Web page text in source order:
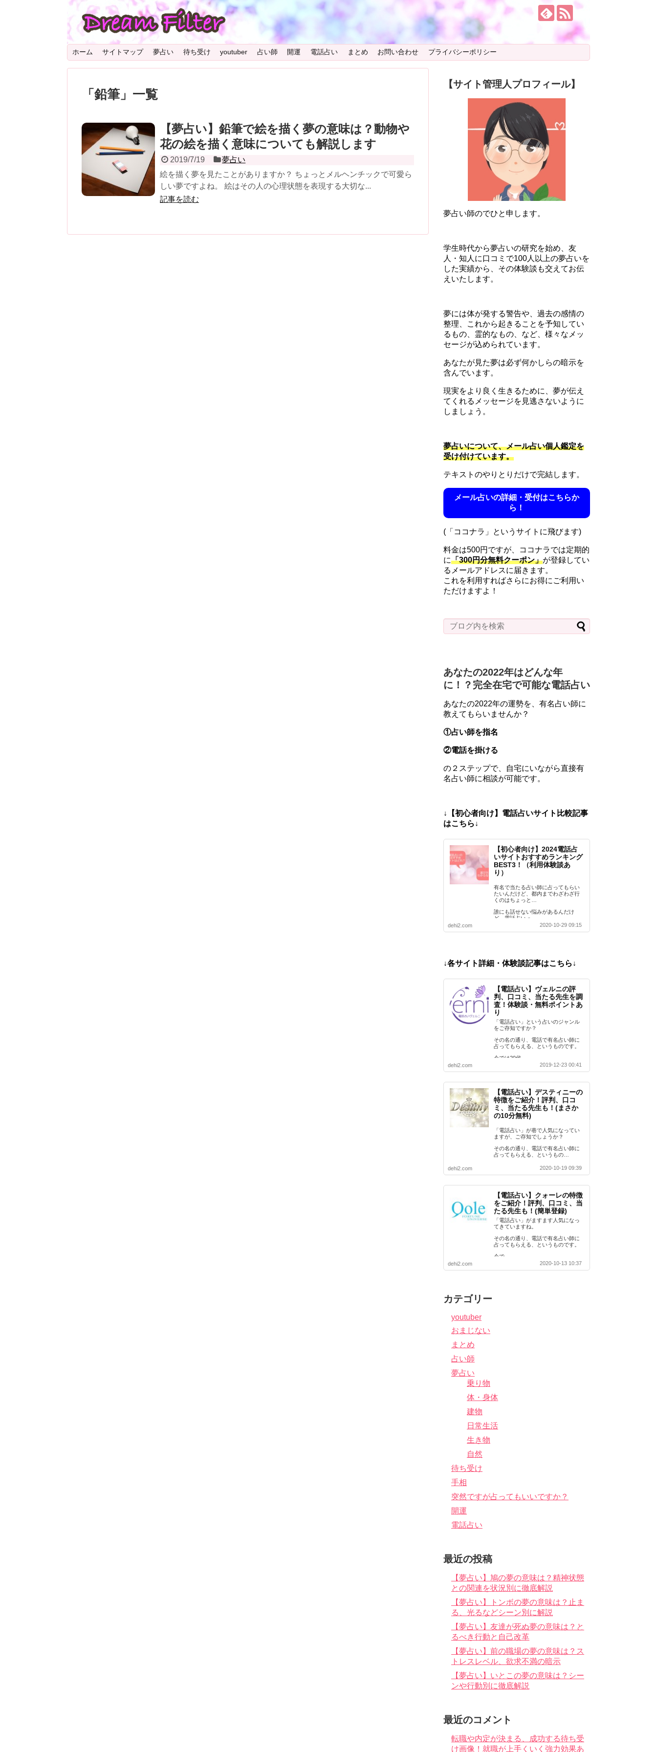
ホーム サイトマップ 夢占い 待ち受け youtuber 占い師 開運 電話占い まとめ お問い合わせ プライバシーポリシー
「 鉛筆 」 一覧
【夢占い】鉛筆で絵を描く夢の意味は？動物や
花の絵を描く意味についても解説します
2019/7/19
夢占い
絵を描く夢を見たことがありますか？ ちょっとメルヘンチックで可愛ら
しい夢ですよね。 絵はその人の心理状態を表現する大切な...
記事を読む
【サイト管理人プロフィール】
夢占い師のでひと申します。
学生時代から夢占いの研究を始め、友
人・知人に口コミで100人以上の夢占いを
した実績から、その体験談も交えてお伝
えいたします。
夢には体が発する警告や、過去の感情の
整理、これから起きることを予知してい
るもの、霊的なもの、など、様々なメッ
セージが込められています。
あなたが見た夢は必ず何かしらの暗示を
含んでいます。
現実をより良く生きるために、夢が伝え
てくれるメッセージを見逃さないように
しましょう。
夢占いについて、メール占い個人鑑定を
受け付けています。
テキストのやりとりだけで完結します。
メール占いの詳細・受付はこちらか
ら！
(「ココナラ」というサイトに飛びます)
料金は500円ですが、ココナラでは定期的
に「300円分無料クーポン」が登録してい
るメールアドレスに届きます。
これを利用すればさらにお得にご利用い
ただけますよ！
あなたの2022年はどんな年
に！？完全在宅で可能な電話占い
あなたの2022年の運勢を、有名占い師に
教えてもらいませんか？
①占い師を指名
②電話を掛ける
の２ステップで、自宅にいながら直接有
名占い師に相談が可能です。
↓【初心者向け】電話占いサイト比較記事
はこちら↓
【初心者向け】2024電話占
いサイトおすすめランキング
BEST3！（利用体験談あ
り）
有名で当たる占い師に占ってもらい
たいんだけど、都内までわざわざ行
くのはちょっと…
誰にも話せない悩みがあるんだけ
ど、電話占いっ…
dehi2.com
2020-10-29 09:15
↓各サイト詳細・体験談記事はこちら↓
【電話占い】ヴェルニの評
判、口コミ、当たる先生を調
査！体験談・無料ポイントあ
り
「電話占い」という占いのジャンル
をご存知ですか？
その名の通り、電話で有名占い師に
占ってもらえる、というものです。
今では20代…
dehi2.com
2019-12-23 00:41
【電話占い】デスティニーの
特徴をご紹介！評判、口コ
ミ、当たる先生も！(まさか
の10分無料)
「電話占い」が巷で人気になってい
ますが、ご存知でしょうか？
その名の通り、電話で有名占い師に
占ってもらえる、というもの…
dehi2.com 2020-10-19 09:39
【電話占い】クォーレの特徴
をご紹介！評判、口コミ、当
たる先生も！(簡単登録)
「電話占い」がますます人気になっ
てきていますね。
その名の通り、電話で有名占い師に
占ってもらえる、というものです。
今で…
dehi2.com
2020-10-13 10:37
カテゴリー
youtuber
おまじない
まとめ
占い師
夢占い
乗り物
体・身体
建物
日常生活
生き物
自然
待ち受け
手相
突然ですが占ってもいいですか？
開運
電話占い
最近の投稿
【夢占い】鳩の夢の意味は？精神状態
との関連を状況別に徹底解説
【夢占い】トンボの夢の意味は？止ま
る、光るなどシーン別に解説
【夢占い】友達が死ぬ夢の意味は？と
るべき行動と自己改革
【夢占い】前の職場の夢の意味は？ス
トレスレベル、欲求不満の暗示
【夢占い】いとこの夢の意味は？シー
ンや行動別に徹底解説
最近のコメント
転職や内定が決まる、成功する待ち受
け画像！就職が上手くいく強力効果あ